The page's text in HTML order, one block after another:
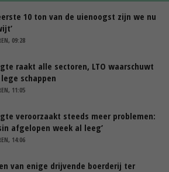
10 ton van de uienoogst zijn we nu
09:28
raakt alle sectoren, LTO waarschuwt
schappen
11:05
veroorzaakt steeds meer problemen:
afgelopen week al leeg’
14:06
van enige drijvende boerderij ter